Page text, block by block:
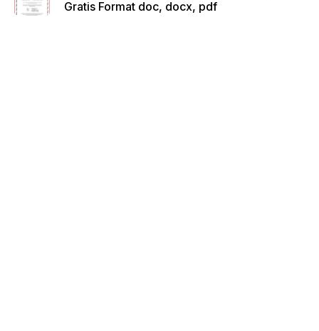
Gratis Format doc, docx, pdf